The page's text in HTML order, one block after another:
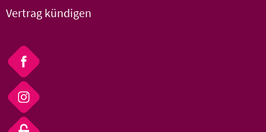
Vertrag kündigen